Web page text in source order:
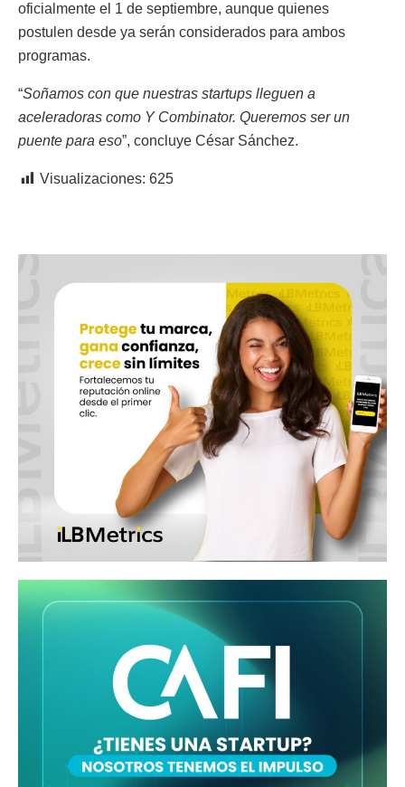
oficialmente el 1 de septiembre, aunque quienes
postulen desde ya serán considerados para ambos
programas.
“Soñamos con que nuestras startups lleguen a
aceleradoras como Y Combinator. Queremos ser un
puente para eso”, concluye César Sánchez.
Visualizaciones: 625